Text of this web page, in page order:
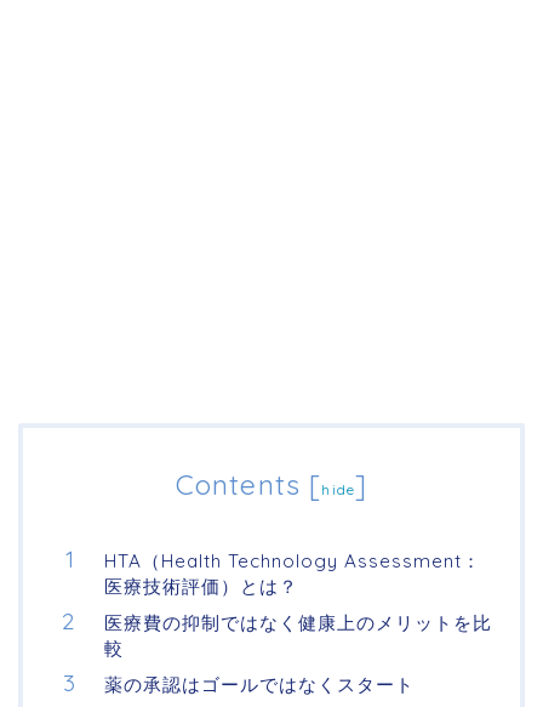
Contents [hide]
HTA（Health Technology Assessment：
医療技術評価）とは？
医療費の抑制ではなく健康上のメリットを比
較
薬の承認はゴールではなくスタート